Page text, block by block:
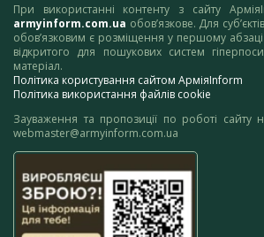
При використанні контенту з сайту
armyinform.com.ua обов’язкове. Для
обов’язковим є розміщення у першому
відкритого для пошукових систем
матеріал.
Політика користування сайтом АрміяInform
Політика використання файлів cookie
Зауваження та пропозиції по роботі сайту
webmaster@armyinform.com.ua